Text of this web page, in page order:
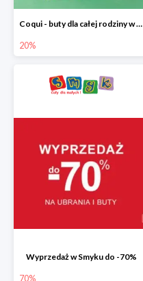
Coqui - buty dla całej rodziny w Smyku do -20%
20%
Wyprzedaż w Smyku do -70%
70%